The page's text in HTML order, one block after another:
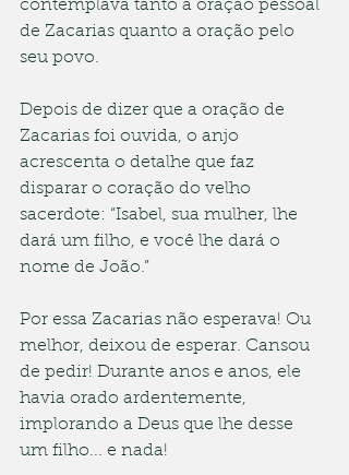
contemplava tanto a oração pessoal
de Zacarias quanto a oração pelo
seu povo.
Depois de dizer que a oração de
Zacarias foi ouvida, o anjo
acrescenta o detalhe que faz
disparar o coração do velho
sacerdote: “Isabel, sua mulher, lhe
dará um filho, e você lhe dará o
nome de João.”
Por essa Zacarias não esperava! Ou
melhor, deixou de esperar. Cansou
de pedir! Durante anos e anos, ele
havia orado ardentemente,
implorando a Deus que lhe desse
um filho... e nada!